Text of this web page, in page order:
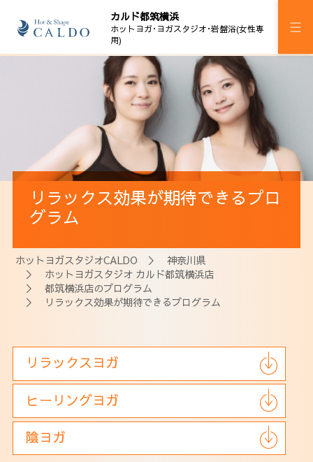
カルド都筑横浜
ホットヨガ･ヨガスタジオ･岩盤浴(女性専
用)
スケジュール
マピラセミ
岩盤浴
ウェルチケ
法人会員
リラックス効果が期待できるプロ
グラム
ホットヨガスタジオCALDO ＞神奈川県
＞ ホットヨガスタジオ カルド都筑横浜店
＞都筑横浜店のプログラム
＞ リラックス効果が期待できるプログラム
リラックスヨガ
ヒーリングヨガ
陰ヨガ